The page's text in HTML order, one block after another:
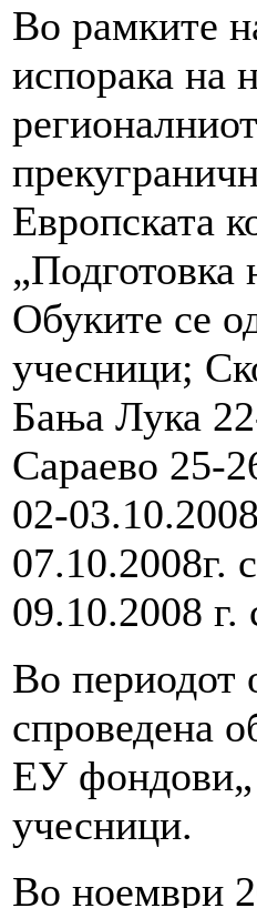
Во рамките
испорака на
Европската
Обуките се
учесници;
Бања Лука
Сараево 25-
02-
09.10.2008 г.
Во периодот
спроведена
ЕУ фондови„
учесници.
Во ноември